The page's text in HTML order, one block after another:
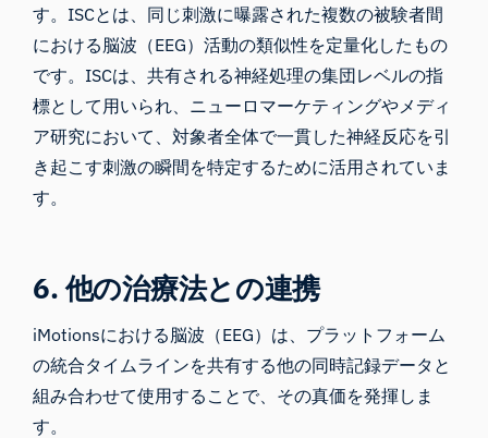
す。ISCとは、同じ刺激に曝露された複数の被験者間
における脳波（EEG）活動の類似性を定量化したもの
です。ISCは、共有される神経処理の集団レベルの指
標として用いられ、ニューロマーケティングやメディ
ア研究において、対象者全体で一貫した神経反応を引
き起こす刺激の瞬間を特定するために活用されていま
す。
6. 他の治療法との連携
iMotionsにおける脳波（EEG）は、プラットフォーム
の統合タイムラインを共有する他の同時記録データと
組み合わせて使用することで、その真価を発揮しま
す。